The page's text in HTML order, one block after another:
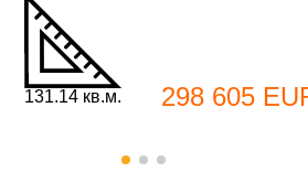
131.14 кв.м. 298 605